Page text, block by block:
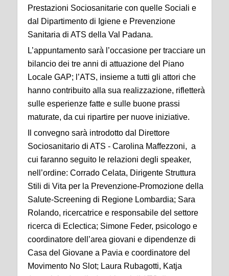
Prestazioni Sociosanitarie con quelle Sociali e
dal Dipartimento di Igiene e Prevenzione
Sanitaria di ATS della Val Padana.
L’appuntamento sarà l’occasione per tracciare un
bilancio dei tre anni di attuazione del Piano
Locale GAP; l’ATS, insieme a tutti gli attori che
hanno contribuito alla sua realizzazione, rifletterà
sulle esperienze fatte e sulle buone prassi
maturate, da cui ripartire per nuove iniziative.
Il convegno sarà introdotto dal Direttore
Sociosanitario di ATS - Carolina Maffezzoni, a
cui faranno seguito le relazioni degli speaker,
nell’ordine: Corrado Celata, Dirigente Struttura
Stili di Vita per la Prevenzione-Promozione della
Salute-Screening di Regione Lombardia; Sara
Rolando, ricercatrice e responsabile del settore
ricerca di Eclectica; Simone Feder, psicologo e
coordinatore dell’area giovani e dipendenze di
Casa del Giovane a Pavia e coordinatore del
Movimento No Slot; Laura Rubagotti, Katja